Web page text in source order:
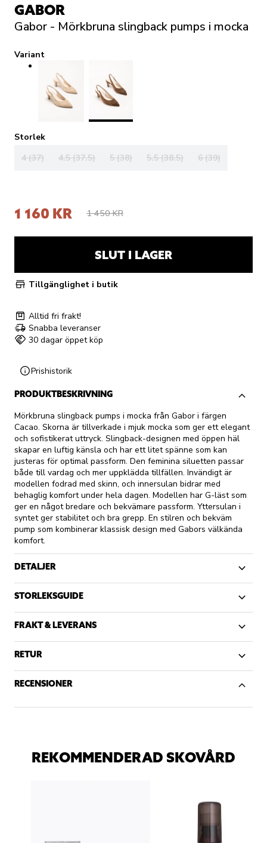
GABOR
Gabor - Mörkbruna slingback pumps i mocka
Variant
Storlek
4 (37)
4.5 (37.5) 5 (38) 5.5 (38.5) 6 (39)
1 160 KR 1 450 KR
SLUT I LAGER
Tillgänglighet i butik
Alltid fri frakt!
Snabba leveranser
30 dagar öppet köp
Prishistorik
PRODUKTBESKRIVNING
Mörkbruna slingback pumps i mocka från Gabor i färgen
Cacao. Skorna är tillverkade i mjuk mocka som ger ett elegant
och sofistikerat uttryck. Slingback-designen med öppen häl
skapar en luftig känsla och har ett litet spänne som kan
justeras för optimal passform. Den feminina siluetten passar
både till vardag och mer uppklädda tillfällen. Invändigt är
modellen fodrad med skinn, och innersulan bidrar med
behaglig komfort under hela dagen. Modellen har G-läst som
ger en något bredare och bekvämare passform. Yttersulan i
syntet ger stabilitet och bra grepp. En stilren och bekväm
pump som kombinerar klassisk design med Gabors välkända
komfort.
DETALJER
STORLEKSGUIDE
FRAKT & LEVERANS
RETUR
RECENSIONER
REKOMMENDERAD SKOVÅRD